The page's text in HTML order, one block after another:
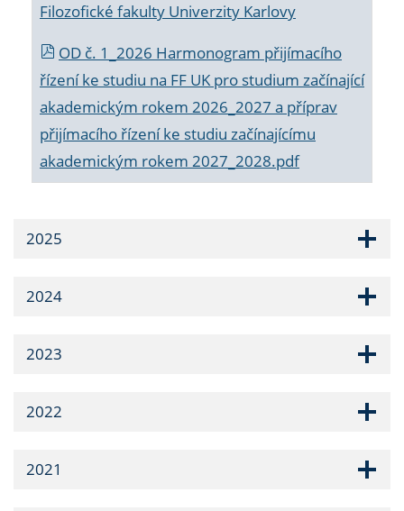
Filozofické fakulty Univerzity Karlovy
OD č. 1_2026 Harmonogram přijímacího
řízení ke studiu na FF UK pro studium začínající
akademickým rokem 2026_2027 a příprav
přijímacího řízení ke studiu začínajícímu
akademickým rokem 2027_2028.pdf
2025
2024
2023
2022
2021